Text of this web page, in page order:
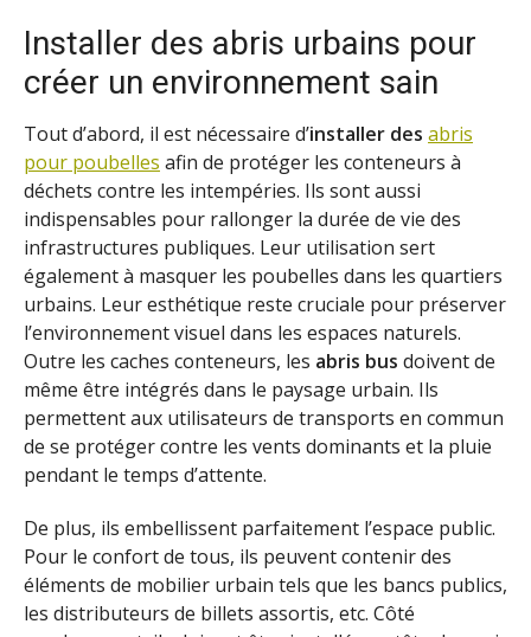
Installer des abris urbains pour
créer un environnement sain
Tout d’abord, il est nécessaire d’installer des abris
pour poubelles afin de protéger les conteneurs à
déchets contre les intempéries. Ils sont aussi
indispensables pour rallonger la durée de vie des
infrastructures publiques. Leur utilisation sert
également à masquer les poubelles dans les quartiers
urbains. Leur esthétique reste cruciale pour préserver
l’environnement visuel dans les espaces naturels.
Outre les caches conteneurs, les abris bus doivent de
même être intégrés dans le paysage urbain. Ils
permettent aux utilisateurs de transports en commun
de se protéger contre les vents dominants et la pluie
pendant le temps d’attente.
De plus, ils embellissent parfaitement l’espace public.
Pour le confort de tous, ils peuvent contenir des
éléments de mobilier urbain tels que les bancs publics,
les distributeurs de billets assortis, etc. Côté